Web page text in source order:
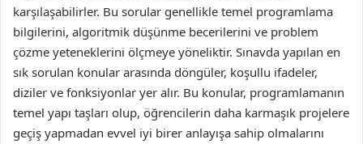
karşılaşabilirler. Bu sorular genellikle temel programlama
bilgilerini, algoritmik düşünme becerilerini ve problem
çözme yeteneklerini ölçmeye yöneliktir. Sınavda yapılan en
sık sorulan konular arasında döngüler, koşullu ifadeler,
diziler ve fonksiyonlar yer alır. Bu konular, programlamanın
temel yapı taşları olup, öğrencilerin daha karmaşık projelere
geçiş yapmadan evvel iyi birer anlayışa sahip olmalarını